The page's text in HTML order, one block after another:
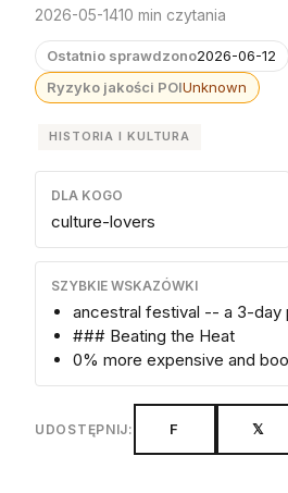
2026-05-1410 min czytania
Ostatnio sprawdzono2026-06-12
Ryzyko jakości POIUnknown
HISTORIA I KULTURA
DLA KOGO
culture-lovers
SZYBKIE WSKAZÓWKI
ancestral festival -- a 3-day
### Beating the Heat
0% more expensive and
UDOSTĘPNIJ: F 𝕏